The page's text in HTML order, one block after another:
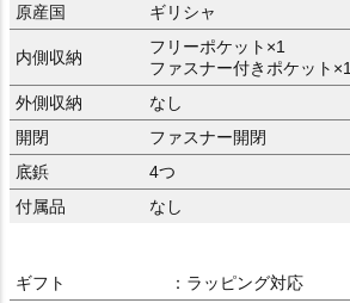
原産国
ギリシャ
内側収納
フリーポケット×1
ファスナー付きポケット×1
外側収納
なし
開閉
ファスナー開閉
底鋲
4つ
付属品
なし
ギフト ：ラッピング対応